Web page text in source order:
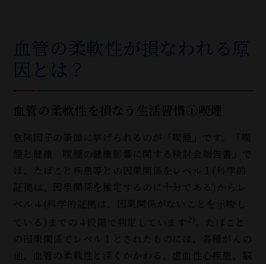
血管の柔軟性が損なわれる原
因とは？
血管の柔軟性を損なう生活習慣①喫煙
危険因子の筆頭に挙げられるのが「喫煙」です。「喫
煙と健康 喫煙の健康影響に関する検討会報告書」で
は、たばこと疾患等との因果関係をレベル１(科学的
証拠は、因果関係を推定するのに十分である)からレ
ベル４(科学的証拠は、因果関係がないことを示唆し
ている)までの４段階で判定しています 2)
。たばこと
の因果関係でレベル１とされたものには、各種がんの
他、血管の柔軟性と深くかかわる、虚血性心疾患、脳